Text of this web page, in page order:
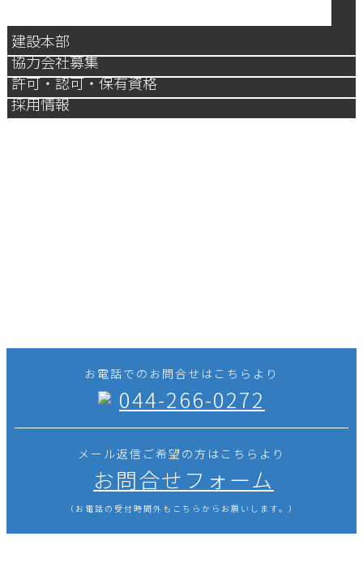
建設本部
協力会社募集
許可・認可・保有資格
採用情報
お電話でのお問合せはこちらより
044-266-0272
メール返信ご希望の方はこちらより
お問合せフォーム
（お電話の受付時間外もこちらからお願いします。）